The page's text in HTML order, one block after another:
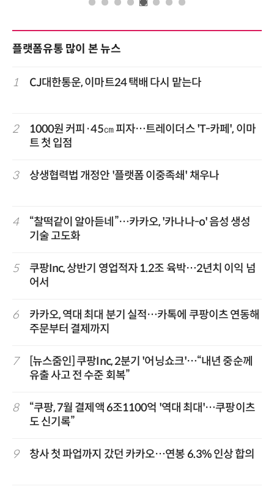
플랫폼유통 많이 본 뉴스
1 CJ대한통운, 이마트24 택배 다시 맡는다
2
1000원 커피·45㎝ 피자…트레이더스 'T-카페', 이마
트 첫 입점
3 상생협력법 개정안 '플랫폼 이중족쇄' 채우나
4
“찰떡같이 알아듣네”…카카오, '카나나-o' 음성 생성
기술 고도화
5
쿠팡Inc, 상반기 영업적자 1.2조 육박…2년치 이익 넘
어서
6
카카오, 역대 최대 분기 실적…카톡에 쿠팡이츠 연동해
주문부터 결제까지
7
[뉴스줌인] 쿠팡Inc, 2분기 '어닝쇼크'…“내년 중순께
유출 사고 전 수준 회복”
8
“쿠팡, 7월 결제액 6조1100억 '역대 최대'…쿠팡이츠
도 신기록”
9 창사 첫 파업까지 갔던 카카오…연봉 6.3% 인상 합의